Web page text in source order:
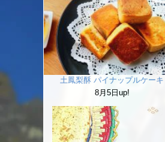
土鳳梨酥 パイナップルケーキ
8月5日up!